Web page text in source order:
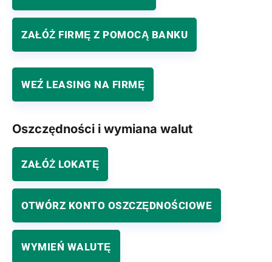
ZAŁÓŻ FIRMĘ Z POMOCĄ BANKU
WEŹ LEASING NA FIRMĘ
Oszczędności i wymiana walut
ZAŁÓŻ LOKATĘ
OTWÓRZ KONTO OSZCZĘDNOŚCIOWE
WYMIEŃ WALUTĘ